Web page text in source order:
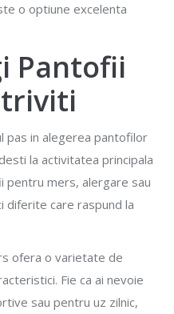
o optiune excelenta
Pantofii
pas in alegerea pantofilor
la activitatea principala
pentru mers, alergare sau
diferite care raspund la
ofera o varietate de
Fie ca ai nevoie
sau pentru uz zilnic,